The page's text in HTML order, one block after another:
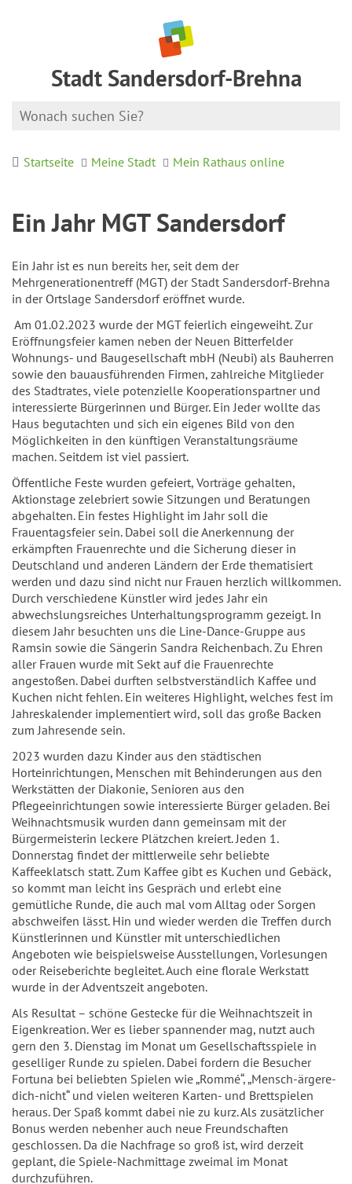
Stadt Sandersdorf-Brehna
Startseite Meine Stadt Mein Rathaus online
Ein Jahr MGT Sandersdorf
Ein Jahr ist es nun bereits her, seit dem der
Mehrgenerationentreff (MGT) der Stadt Sandersdorf-Brehna
in der Ortslage Sandersdorf eröffnet wurde.
Am 01.02.2023 wurde der MGT feierlich eingeweiht. Zur
Eröffnungsfeier kamen neben der Neuen Bitterfelder
Wohnungs- und Baugesellschaft mbH (Neubi) als Bauherren
sowie den bauausführenden Firmen, zahlreiche Mitglieder
des Stadtrates, viele potenzielle Kooperationspartner und
interessierte Bürgerinnen und Bürger. Ein Jeder wollte das
Haus begutachten und sich ein eigenes Bild von den
Möglichkeiten in den künftigen Veranstaltungsräume
machen. Seitdem ist viel passiert.
Öffentliche Feste wurden gefeiert, Vorträge gehalten,
Aktionstage zelebriert sowie Sitzungen und Beratungen
abgehalten. Ein festes Highlight im Jahr soll die
Frauentagsfeier sein. Dabei soll die Anerkennung der
erkämpften Frauenrechte und die Sicherung dieser in
Deutschland und anderen Ländern der Erde thematisiert
werden und dazu sind nicht nur Frauen herzlich willkommen.
Durch verschiedene Künstler wird jedes Jahr ein
abwechslungsreiches Unterhaltungsprogramm gezeigt. In
diesem Jahr besuchten uns die Line-Dance-Gruppe aus
Ramsin sowie die Sängerin Sandra Reichenbach. Zu Ehren
aller Frauen wurde mit Sekt auf die Frauenrechte
angestoßen. Dabei durften selbstverständlich Kaffee und
Kuchen nicht fehlen. Ein weiteres Highlight, welches fest im
Jahreskalender implementiert wird, soll das große Backen
zum Jahresende sein.
2023 wurden dazu Kinder aus den städtischen
Horteinrichtungen, Menschen mit Behinderungen aus den
Werkstätten der Diakonie, Senioren aus den
Pflegeeinrichtungen sowie interessierte Bürger geladen. Bei
Weihnachtsmusik wurden dann gemeinsam mit der
Bürgermeisterin leckere Plätzchen kreiert. Jeden 1.
Donnerstag findet der mittlerweile sehr beliebte
Kaffeeklatsch statt. Zum Kaffee gibt es Kuchen und Gebäck,
so kommt man leicht ins Gespräch und erlebt eine
gemütliche Runde, die auch mal vom Alltag oder Sorgen
abschweifen lässt. Hin und wieder werden die Treffen durch
Künstlerinnen und Künstler mit unterschiedlichen
Angeboten wie beispielsweise Ausstellungen, Vorlesungen
oder Reiseberichte begleitet. Auch eine florale Werkstatt
wurde in der Adventszeit angeboten.
Als Resultat – schöne Gestecke für die Weihnachtszeit in
Eigenkreation. Wer es lieber spannender mag, nutzt auch
gern den 3. Dienstag im Monat um Gesellschaftsspiele in
geselliger Runde zu spielen. Dabei fordern die Besucher
Fortuna bei beliebten Spielen wie „Rommé“, „Mensch-ärgere-
dich-nicht“ und vielen weiteren Karten- und Brettspielen
heraus. Der Spaß kommt dabei nie zu kurz. Als zusätzlicher
Bonus werden nebenher auch neue Freundschaften
geschlossen. Da die Nachfrage so groß ist, wird derzeit
geplant, die Spiele-Nachmittage zweimal im Monat
durchzuführen.